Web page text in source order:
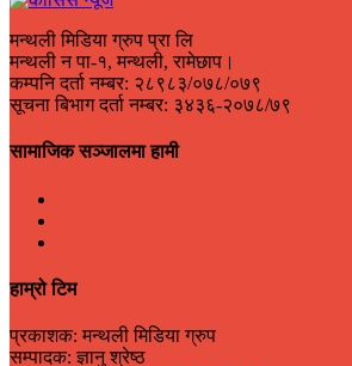
मन्थली मिडिया ग्रुप प्रा लि
मन्थली न पा-१, मन्थली, रामेछाप।
कम्पनि दर्ता नम्बर: २८९८३/०७८/०७९
सूचना बिभाग दर्ता नम्बर: ३४३६-२०७८/७९
सामाजिक सञ्जालमा हामी
हाम्रो टिम
प्रकाशक: मन्थली मिडिया ग्रुप
सम्पादक: ज्ञानु श्रेष्ठ